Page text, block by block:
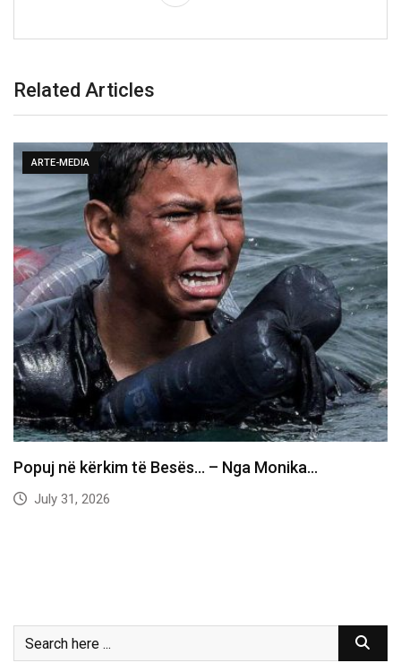
Related Articles
ARTE-MEDIA
Popuj në kërkim të Besës… – Nga Monika…
July 31, 2026